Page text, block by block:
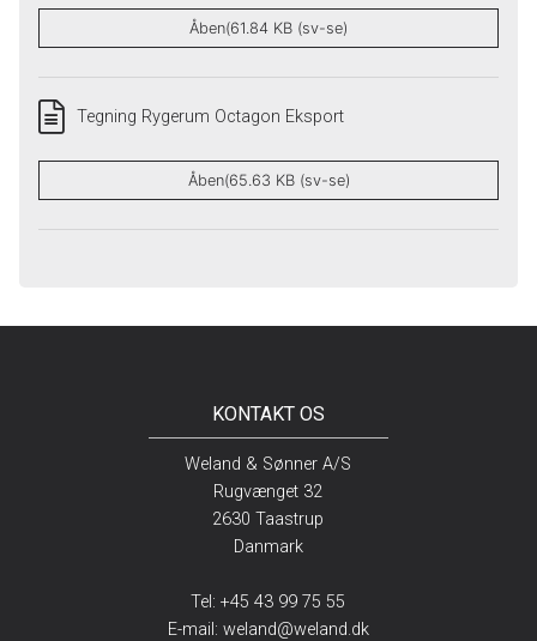
Åben(61.84 KB (sv-se)
Tegning Rygerum Octagon Eksport
Åben(65.63 KB (sv-se)
KONTAKT OS
Weland & Sønner A/S
Rugvænget 32
2630 Taastrup
Danmark
Tel:+45 43 99 75 55
E-mail: weland@weland.dk